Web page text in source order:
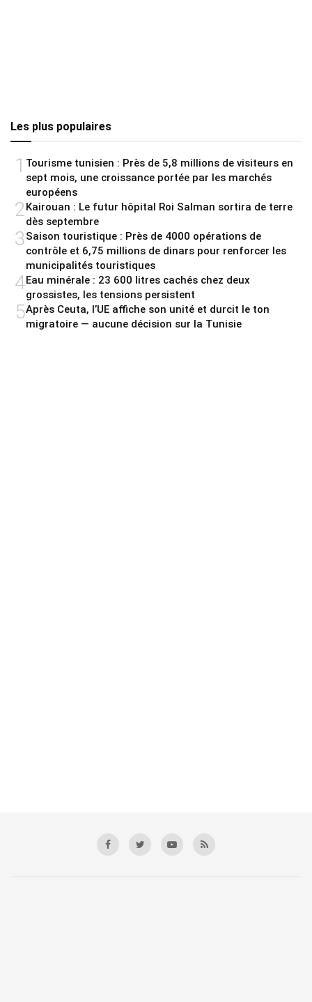
Les plus populaires
1 Tourisme tunisien : Près de 5,8 millions de visiteurs en
sept mois, une croissance portée par les marchés
européens
2Kairouan : Le futur hôpital Roi Salman sortira de terre
dès septembre
3Saison touristique : Près de 4000 opérations de
contrôle et 6,75 millions de dinars pour renforcer les
municipalités touristiques
4Eau minérale : 23 600 litres cachés chez deux
grossistes, les tensions persistent
5Après Ceuta, l’UE affiche son unité et durcit le ton
migratoire — aucune décision sur la Tunisie